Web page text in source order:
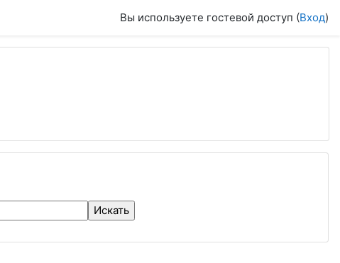
Вы используете гостевой доступ (Вход)